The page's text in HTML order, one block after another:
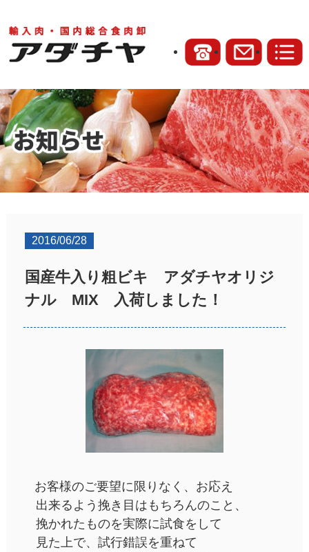
2016/06/28
国産牛入り粗ビキ アダチヤオリジ
ナル MIX 入荷しました！
お客様のご要望に限りなく、お応え
出来るよう挽き目はもちろんのこと、
挽かれたものを実際に試食をして
見た上で、試行錯誤を重ねて